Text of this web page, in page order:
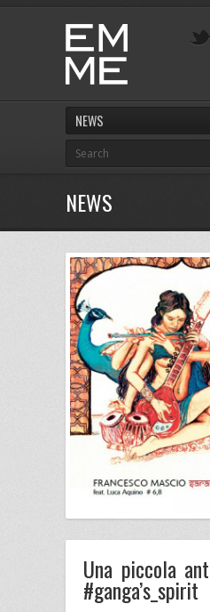
NEWS
NEWS
Una piccola
#ganga’s_spirit